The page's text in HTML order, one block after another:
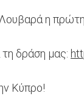
η
δράση μας:
Κύπρο!